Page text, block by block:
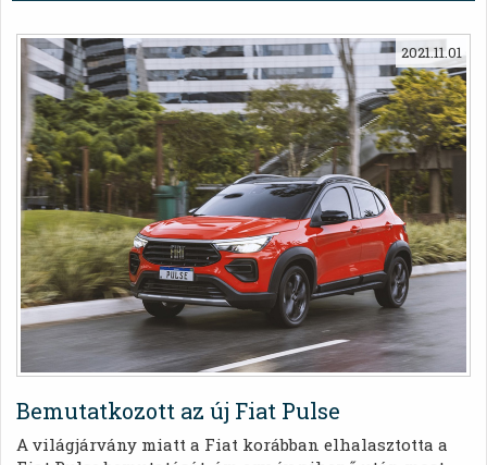
Bemutatkozott az új Fiat Pulse
2021.11.01
A világjárvány miatt a Fiat korábban elhalasztotta a